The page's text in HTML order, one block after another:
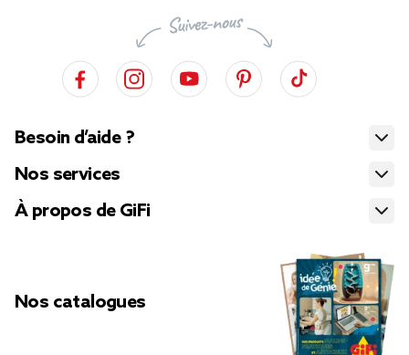
Besoin d’aide ?
Nos services
À propos de GiFi
Nos catalogues